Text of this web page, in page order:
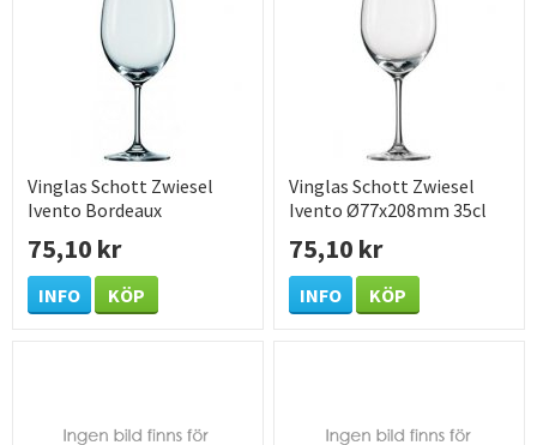
Vinglas Schott Zwiesel
Ivento Bordeaux
75,10 kr
INFO KÖP
Vinglas Schott Zwiesel
Ivento Ø77x208mm 35cl
75,10 kr
INFO KÖP